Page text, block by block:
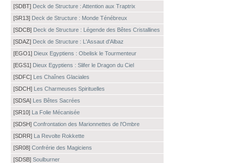
[SDBT] Deck de Structure : Attention aux Traptrix
[SR13] Deck de Structure : Monde Ténébreux
[SDCB] Deck de Structure : Légende des Bêtes Cristallines
[SDAZ] Deck de Structure : L'Assaut d'Albaz
[EGO1] Dieux Egyptiens : Obelisk le Tourmenteur
[EGS1] Dieux Egyptiens : Slifer le Dragon du Ciel
[SDFC] Les Chaînes Glaciales
[SDCH] Les Charmeuses Spirituelles
[SDSA] Les Bêtes Sacrées
[SR10] La Folie Mécanisée
[SDSH] Confrontation des Marionnettes de l'Ombre
[SDRR] La Revolte Rokkette
[SR08] Confrérie des Magiciens
[SDSB] Soulburner